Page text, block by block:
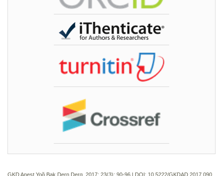
GKD Anest Yoğ Bak Dern Derg. 2017; 23(3): 90-96 | DOI: 10.5222/GKDAD.2017.090